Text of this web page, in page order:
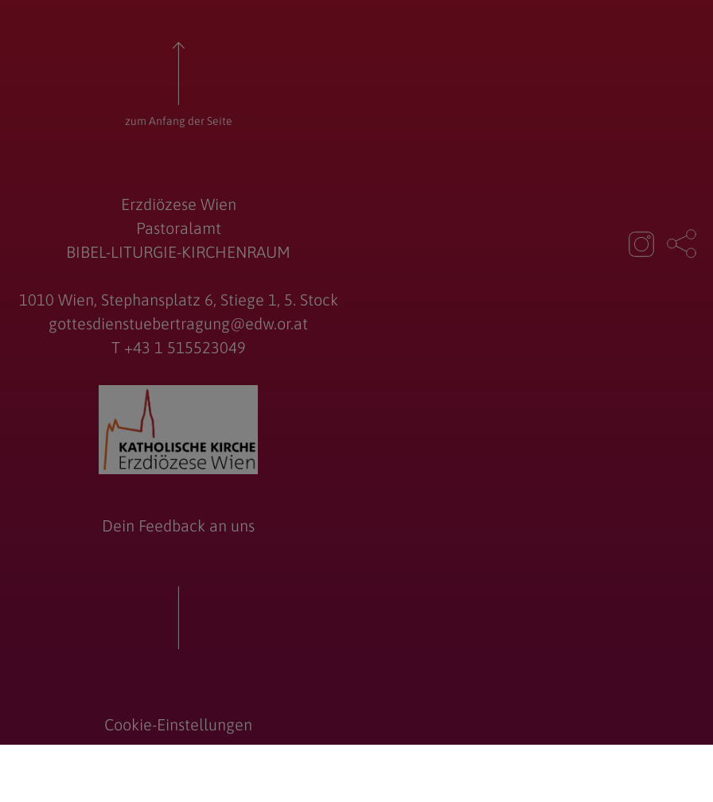
zum Anfang der Seite
Erzdiözese Wien
Pastoralamt
BIBEL-LITURGIE-KIRCHENRAUM
1010 Wien, Stephansplatz 6, Stiege 1, 5. Stock
gottesdienstuebertragung@edw.or.at
T +43 1 515523049
Dein Feedback an uns
Cookie-Einstellungen